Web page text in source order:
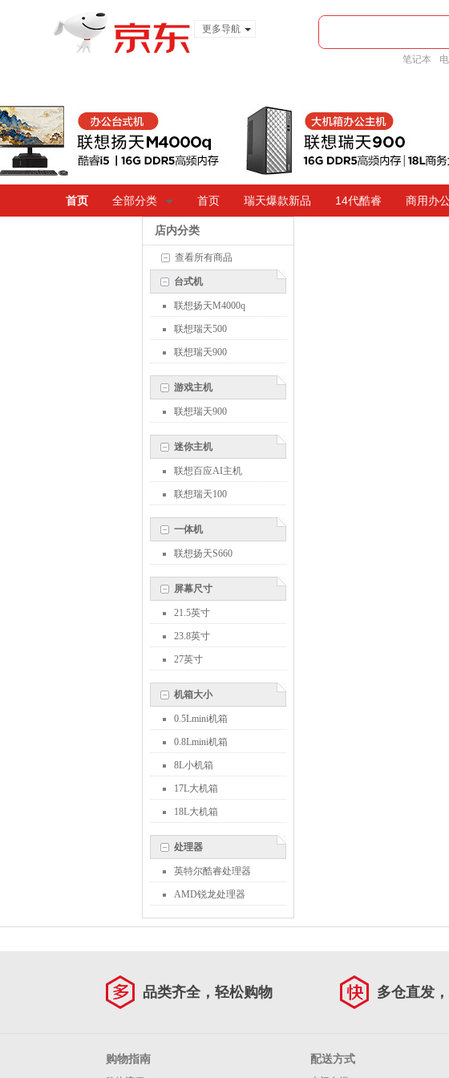
更多导航
笔记本
首页 全部分类 首页 瑞天爆款新品 14代酷睿 商用办
店内分类
查看所有商品
台式机
联想扬天M4000q
联想瑞天500
联想瑞天900
游戏主机
联想瑞天900
迷你主机
联想百应AI主机
联想瑞天100
一体机
联想扬天S660
屏幕尺寸
21.5英寸
23.8英寸
27英寸
机箱大小
0.5Lmini机箱
0.8Lmini机箱
8L小机箱
17L大机箱
18L大机箱
处理器
英特尔酷睿处理器
AMD锐龙处理器
品类齐全，轻松购物 多仓直发
购物指南 配送方式